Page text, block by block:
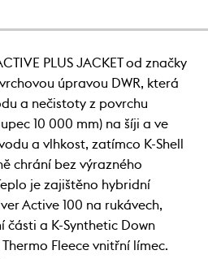
PLUS JACKET od značky
úpravou DWR, která
a nečistoty z povrchu
10 000 mm) na šíji a ve
a vlhkost, zatímco K-Shell
chrání bez výrazného
je zajištěno hybridní
Active 100 na rukávech,
části a K-Synthetic Down
Fleece vnitřní límec.